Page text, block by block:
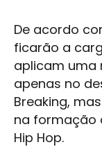
De acordo
ficarão a
aplicam
apenas no
Breaking,
na formação
Hip Hop.